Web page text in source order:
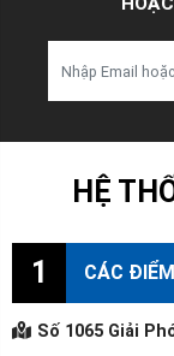
HỆ
1 CÁC ĐIỂM
Số 1065 Giải